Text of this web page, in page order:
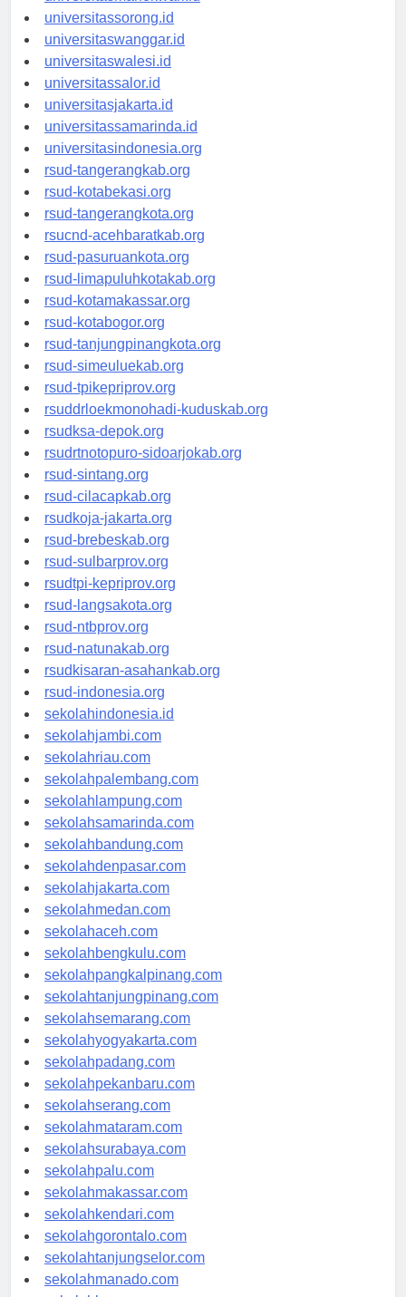
universitasmanokwari.id
universitassorong.id
universitaswanggar.id
universitaswalesi.id
universitassalor.id
universitasjakarta.id
universitassamarinda.id
universitasindonesia.org
rsud-tangerangkab.org
rsud-kotabekasi.org
rsud-tangerangkota.org
rsucnd-acehbaratkab.org
rsud-pasuruankota.org
rsud-limapuluhkotakab.org
rsud-kotamakassar.org
rsud-kotabogor.org
rsud-tanjungpinangkota.org
rsud-simeuluekab.org
rsud-tpikepriprov.org
rsuddrloekmonohadi-kuduskab.org
rsudksa-depok.org
rsudrtnotopuro-sidoarjokab.org
rsud-sintang.org
rsud-cilacapkab.org
rsudkoja-jakarta.org
rsud-brebeskab.org
rsud-sulbarprov.org
rsudtpi-kepriprov.org
rsud-langsakota.org
rsud-ntbprov.org
rsud-natunakab.org
rsudkisaran-asahankab.org
rsud-indonesia.org
sekolahindonesia.id
sekolahjambi.com
sekolahriau.com
sekolahpalembang.com
sekolahlampung.com
sekolahsamarinda.com
sekolahbandung.com
sekolahdenpasar.com
sekolahjakarta.com
sekolahmedan.com
sekolahaceh.com
sekolahbengkulu.com
sekolahpangkalpinang.com
sekolahtanjungpinang.com
sekolahsemarang.com
sekolahyogyakarta.com
sekolahpadang.com
sekolahpekanbaru.com
sekolahserang.com
sekolahmataram.com
sekolahsurabaya.com
sekolahpalu.com
sekolahmakassar.com
sekolahkendari.com
sekolahgorontalo.com
sekolahtanjungselor.com